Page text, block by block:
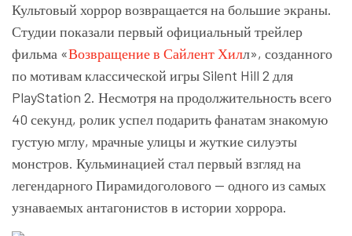
Культовый хоррор возвращается на большие экраны.
Студии показали первый официальный трейлер
фильма «Возвращение в Сайлент Хилл», созданного
по мотивам классической игры Silent Hill 2 для
PlayStation 2. Несмотря на продолжительность всего
40 секунд, ролик успел подарить фанатам знакомую
густую мглу, мрачные улицы и жуткие силуэты
монстров. Кульминацией стал первый взгляд на
легендарного Пирамидоголового — одного из самых
узнаваемых антагонистов в истории хоррора.